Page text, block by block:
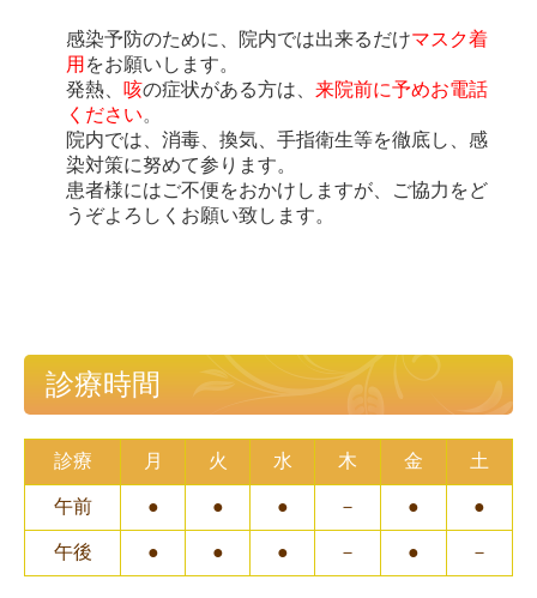
感染予防のために、院内では出来るだけマスク着
用 をお願いします。
発熱
咳の症状がある方は、 来院前に予めお電話
ください。
院内では、消毒、換気、手指衛生等を徹底し、感
染対策に努めて参ります。
患者様にはご不便をおかけしますが、ご協力をど
うぞよろしくお願い致します。
診療時間
診療 月 火 水 木 金 土
午前 ● ● ● － ● ●
午後 ● ● ● － ● －